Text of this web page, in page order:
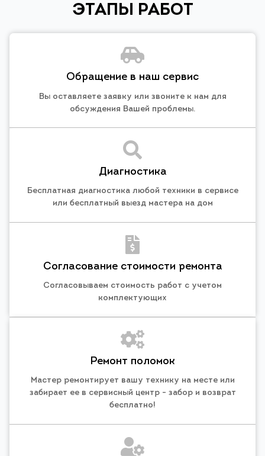
ЭТАПЫ РАБОТ
Обращение в наш сервис
Вы оставляете заявку или звоните к нам для
обсуждения Вашей проблемы.
Диагностика
Бесплатная диагностика любой техники в сервисе
или бесплатный выезд мастера на дом
Согласование стоимости ремонта
Согласовываем стоимость работ с учетом
комплектующих
Ремонт поломок
Мастер ремонтирует вашу технику на месте или
забирает ее в сервисный центр - забор и возврат
бесплатно!